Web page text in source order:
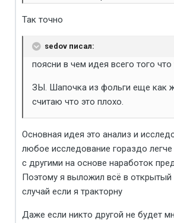
Так точно
sedov писал:
поясни в чем идея всего того
ЗЫ. Шапочка из фольги еще как
считаю что это плохо.
Основная идея это анализ и
любое исследование гораздо
с другими на основе наработок
Поэтому я выложил всё в открытый
случай если я тракторну
Даже если никто другой не будет